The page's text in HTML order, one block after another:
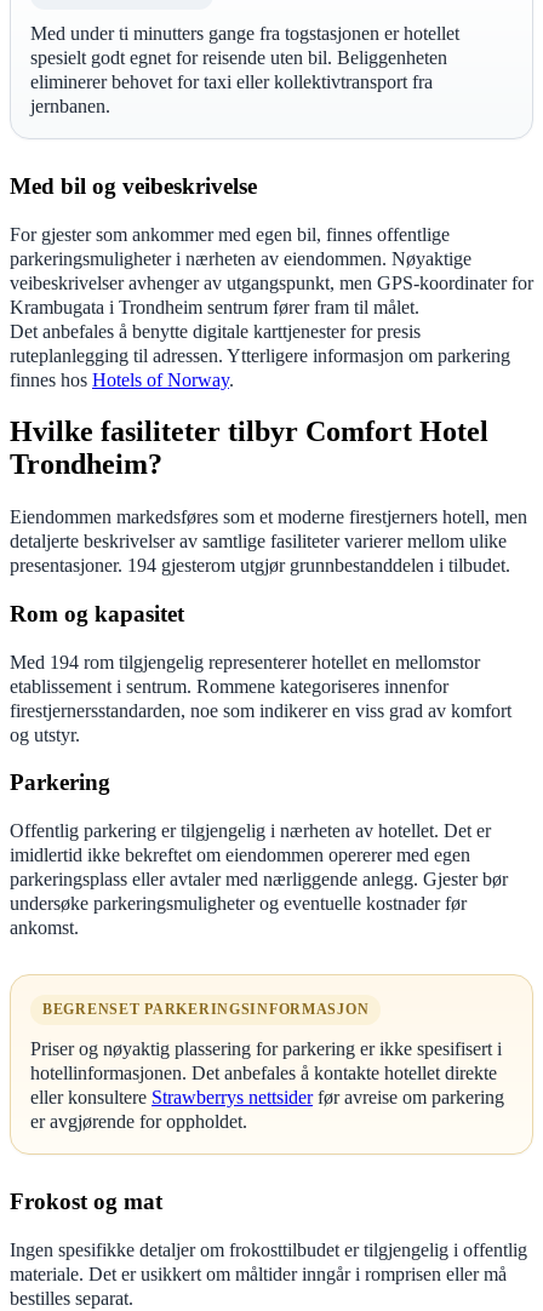
Med under ti minutters gange fra togstasjonen er hotellet
spesielt godt egnet for reisende uten bil. Beliggenheten
eliminerer behovet for taxi eller kollektivtransport fra
jernbanen.
Med bil og veibeskrivelse
For gjester som ankommer med egen bil, finnes offentlige
parkeringsmuligheter i nærheten av eiendommen. Nøyaktige
veibeskrivelser avhenger av utgangspunkt, men GPS-koordinater for
Krambugata i Trondheim sentrum fører fram til målet.
Det anbefales å benytte digitale karttjenester for presis
ruteplanlegging til adressen. Ytterligere informasjon om parkering
finnes hos Hotels of Norway.
Hvilke fasiliteter tilbyr Comfort Hotel
Trondheim?
Eiendommen markedsføres som et moderne firestjerners hotell, men
detaljerte beskrivelser av samtlige fasiliteter varierer mellom ulike
presentasjoner. 194 gjesterom utgjør grunnbestanddelen i tilbudet.
Rom og kapasitet
Med 194 rom tilgjengelig representerer hotellet en mellomstor
etablissement i sentrum. Rommene kategoriseres innenfor
firestjernersstandarden, noe som indikerer en viss grad av komfort
og utstyr.
Parkering
Offentlig parkering er tilgjengelig i nærheten av hotellet. Det er
imidlertid ikke bekreftet om eiendommen opererer med egen
parkeringsplass eller avtaler med nærliggende anlegg. Gjester bør
undersøke parkeringsmuligheter og eventuelle kostnader før
ankomst.
BEGRENSET PARKERINGSINFORMASJON
Priser og nøyaktig plassering for parkering er ikke spesifisert i
hotellinformasjonen. Det anbefales å kontakte hotellet direkte
eller konsultere Strawberrys nettsiderfør avreise om parkering
er avgjørende for oppholdet.
Frokost og mat
Ingen spesifikke detaljer om frokosttilbudet er tilgjengelig i offentlig
materiale. Det er usikkert om måltider inngår i romprisen eller må
bestilles separat.